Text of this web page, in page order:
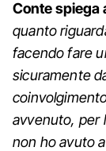
Conte spiega
quanto
facendo fare
sicuramente
avvenuto, per
non ho avuto